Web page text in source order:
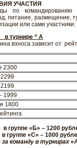
УЧАСТИЯ
по
питание, размещение,
или сами участники.
в турнире “ А
взноса зависит от
2300
1999
1800
в группе «Б» – 1200
в группе «С» – 1000
за команду в турнирах